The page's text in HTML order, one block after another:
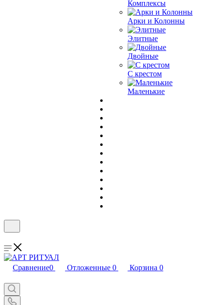
Комплексы
Арки и Колонны
Элитные
Двойные
С крестом
Маленькие
Сравнение0 Отложенные 0 Корзина 0